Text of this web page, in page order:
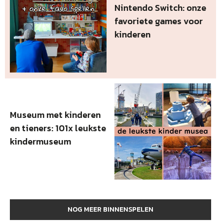
NOG MEER BINNENSPELEN
Nintendo Switch: onze
favoriete games voor
kinderen
Museum met kinderen
en tieners: 101x leukste
kindermuseum